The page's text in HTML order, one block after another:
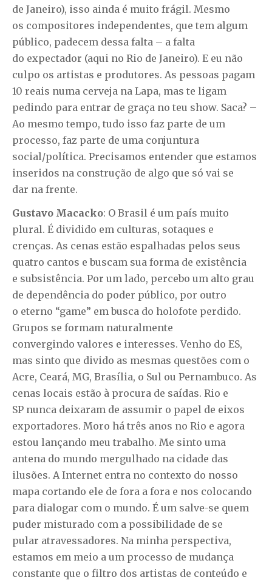
de Janeiro), isso ainda é muito frágil. Mesmo
os compositores independentes, que tem algum
público, padecem dessa falta – a falta
do expectador (aqui no Rio de Janeiro). E eu não
culpo os artistas e produtores. As pessoas pagam
10 reais numa cerveja na Lapa, mas te ligam
pedindo para entrar de graça no teu show. Saca? –
Ao mesmo tempo, tudo isso faz parte de um
processo, faz parte de uma conjuntura
social/política. Precisamos entender que estamos
inseridos na construção de algo que só vai se
dar na frente.
Gustavo Macacko: O Brasil é um país muito
plural. É dividido em culturas, sotaques e
crenças. As cenas estão espalhadas pelos seus
quatro cantos e buscam sua forma de existência
e subsistência. Por um lado, percebo um alto grau
de dependência do poder público, por outro
o eterno “game” em busca do holofote perdido.
Grupos se formam naturalmente
convergindo valores e interesses. Venho do ES,
mas sinto que divido as mesmas questões com o
Acre, Ceará, MG, Brasília, o Sul ou Pernambuco. As
cenas locais estão à procura de saídas. Rio e
SP nunca deixaram de assumir o papel de eixos
exportadores. Moro há três anos no Rio e agora
estou lançando meu trabalho. Me sinto uma
antena do mundo mergulhado na cidade das
ilusões. A Internet entra no contexto do nosso
mapa cortando ele de fora a fora e nos colocando
para dialogar com o mundo. É um salve-se quem
puder misturado com a possibilidade de se
pular atravessadores. Na minha perspectiva,
estamos em meio a um processo de mudança
constante que o filtro dos artistas de conteúdo e